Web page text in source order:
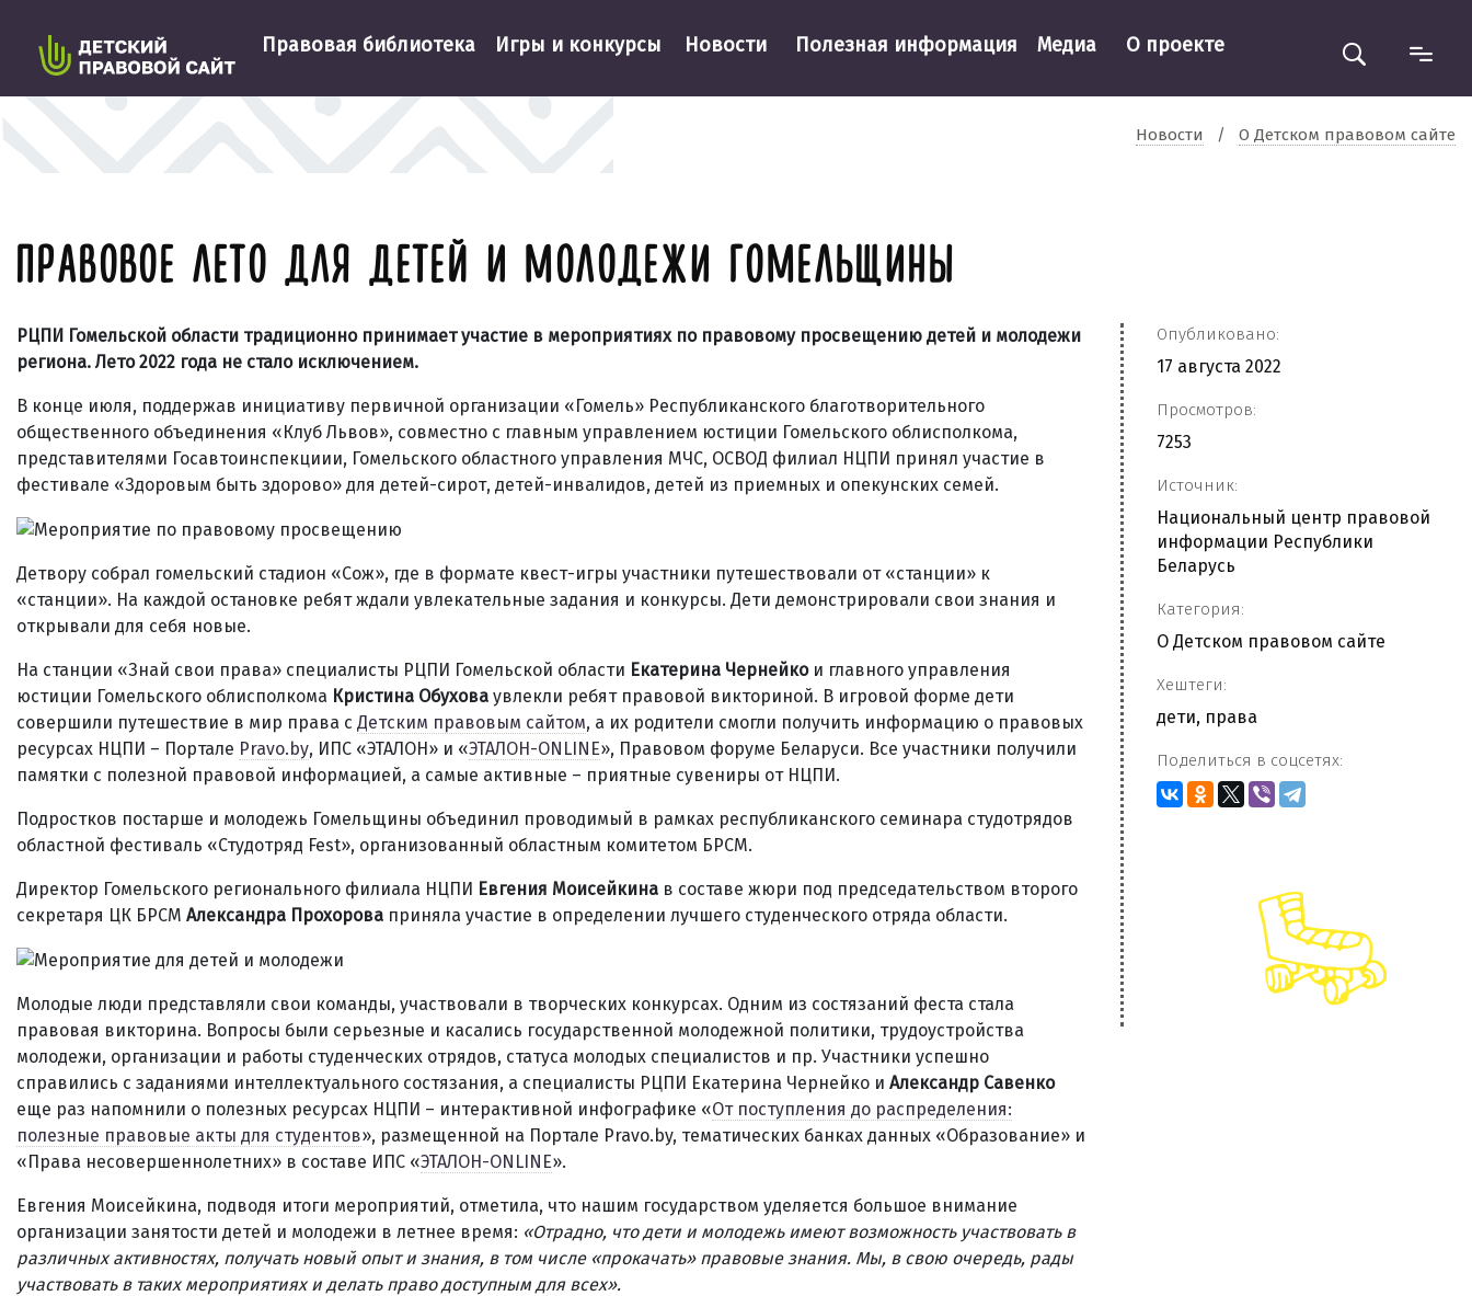
Правовая библиотека Игры и конкурсы Новости Полезная информация Медиа О проекте
Новости / О Детском правовом сайте
ПРАВОВОЕ ЛЕТО ДЛЯ ДЕТЕЙ И МОЛОДЕЖИ ГОМЕЛЬЩИНЫ
РЦПИ Гомельской области традиционно принимает участие в мероприятиях по правовому просвещению детей и молодежи
региона. Лето 2022 года не стало исключением.
В конце июля, поддержав инициативу первичной организации «Гомель» Республиканского благотворительного
общественного объединения «Клуб Львов», совместно с главным управлением юстиции Гомельского облисполкома,
представителями Госавтоинспекциии, Гомельского областного управления МЧС, ОСВОД филиал НЦПИ принял участие в
фестивале «Здоровым быть здорово» для детей-сирот, детей-инвалидов, детей из приемных и опекунских семей.
Детвору собрал гомельский стадион «Сож», где в формате квест-игры участники путешествовали от «станции» к
«станции». На каждой остановке ребят ждали увлекательные задания и конкурсы. Дети демонстрировали свои знания и
открывали для себя новые.
На станции «Знай свои права» специалисты РЦПИ Гомельской области Екатерина Чернейкои главного управления
юстиции Гомельского облисполкома Кристина Обухова увлекли ребят правовой викториной. В игровой форме дети
совершили путешествие в мир права с Детским правовым сайтом, а их родители смогли получить информацию о правовых
ресурсах НЦПИ – Портале Pravo.by, ИПС «ЭТАЛОН» и «ЭТАЛОН-ONLINE», Правовом форуме Беларуси. Все участники получили
памятки с полезной правовой информацией, а самые активные – приятные сувениры от НЦПИ.
Подростков постарше и молодежь Гомельщины объединил проводимый в рамках республиканского семинара студотрядов
областной фестиваль «Студотряд Fest», организованный областным комитетом БРСМ.
Директор Гомельского регионального филиала НЦПИ Евгения Моисейкина в составе жюри под председательством второго
секретаря ЦК БРСМ Александра Прохорова приняла участие в определении лучшего студенческого отряда области.
Молодые люди представляли свои команды, участвовали в творческих конкурсах. Одним из состязаний феста стала
правовая викторина. Вопросы были серьезные и касались государственной молодежной политики, трудоустройства
молодежи, организации и работы студенческих отрядов, статуса молодых специалистов и пр. Участники успешно
справились с заданиями интеллектуального состязания, а специалисты РЦПИ Екатерина Чернейко и Александр Савенко
еще раз напомнили о полезных ресурсах НЦПИ – интерактивной инфографике «От поступления до распределения:
полезные правовые акты для студентов», размещенной на Портале Pravo.by, тематических банках данных «Образование» и
«Права несовершеннолетних» в составе ИПС «ЭТАЛОН-ONLINE».
Евгения Моисейкина, подводя итоги мероприятий, отметила, что нашим государством уделяется большое внимание
организации занятости детей и молодежи в летнее время: «Отрадно, что дети и молодежь имеют возможность участвовать в
различных активностях, получать новый опыт и знания, в том числе «прокачать» правовые знания. Мы, в свою очередь, рады
участвовать в таких мероприятиях и делать право доступным для всех».
Опубликовано:
17 августа 2022
Просмотров:
7253
Источник:
Национальный центр правовой
информации Республики
Беларусь
Категория:
О Детском правовом сайте
Хештеги:
дети, права
Поделиться в соцсетях: